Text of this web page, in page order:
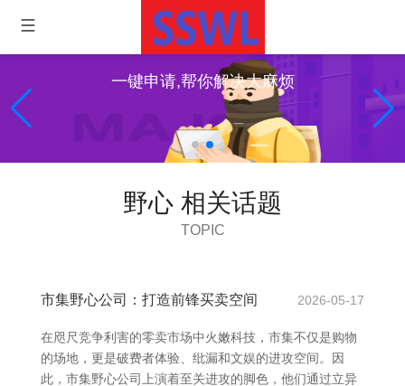
一键申请,帮你解决大麻烦
野心 相关话题
TOPIC
市集野心公司：打造前锋买卖空间 2026-05-17
在咫尺竞争利害的零卖市场中火嫩科技，市集不仅是购物
的场地，更是破费者体验、纰漏和文娱的进攻空间。因
此，市集野心公司上演着至关进攻的脚色，他们通过立异